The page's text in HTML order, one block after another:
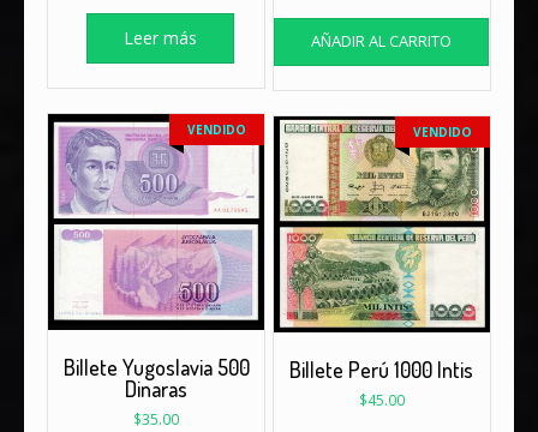
Leer más AÑADIR AL CARRITO
VENDIDO
Billete Yugoslavia 500
Dinaras
$35.00
VENDIDO
Billete Perú 1000 Intis
$45.00